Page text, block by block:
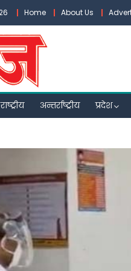
Home About Us
राष्ट्रीय अन्तर्राष्ट्रीय प्रदेश